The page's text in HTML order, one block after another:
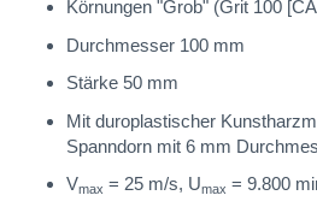
Körnungen "Grob" (Grit 100
Durchmesser 100 mm
Stärke 50 mm
Mit duroplastischer
Spanndorn mit 6 mm
Vmax = 25 m/s, Umax = 9.800